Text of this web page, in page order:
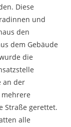
Diese
und
den
dem Gebäude
die
an der
Straße gerettet.
alle